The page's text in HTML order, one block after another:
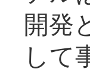
開発
して